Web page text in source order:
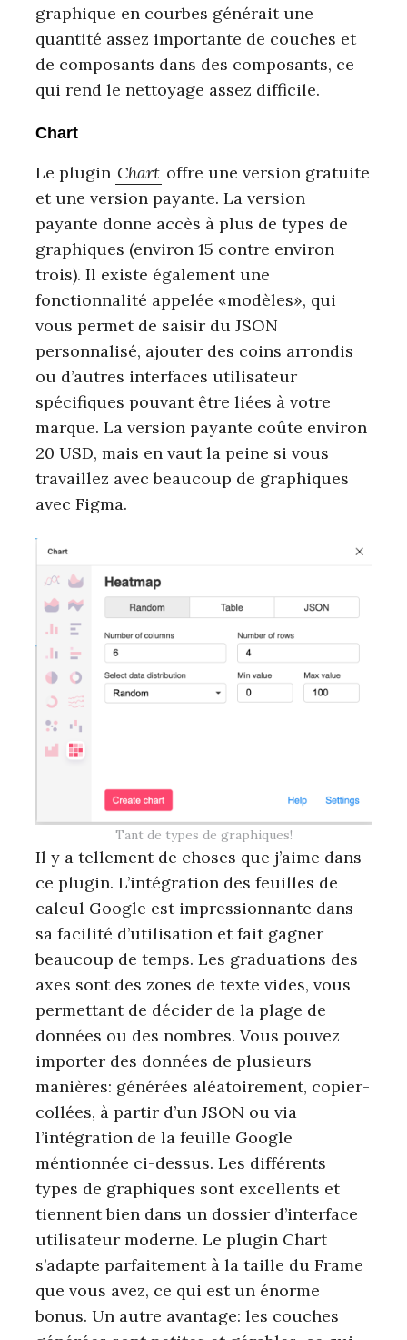
graphique en courbes générait une
quantité assez importante de couches et
de composants dans des composants, ce
qui rend le nettoyage assez difficile.
Chart
Le plugin Chart offre une version gratuite
et une version payante. La version
payante donne accès à plus de types de
graphiques (environ 15 contre environ
trois). Il existe également une
fonctionnalité appelée «modèles», qui
vous permet de saisir du JSON
personnalisé, ajouter des coins arrondis
ou d’autres interfaces utilisateur
spécifiques pouvant être liées à votre
marque. La version payante coûte environ
20 USD, mais en vaut la peine si vous
travaillez avec beaucoup de graphiques
avec Figma.
Tant de types de graphiques!
Il y a tellement de choses que j’aime dans
ce plugin. L’intégration des feuilles de
calcul Google est impressionnante dans
sa facilité d’utilisation et fait gagner
beaucoup de temps. Les graduations des
axes sont des zones de texte vides, vous
permettant de décider de la plage de
données ou des nombres. Vous pouvez
importer des données de plusieurs
manières: générées aléatoirement, copier-
collées, à partir d’un JSON ou via
l’intégration de la feuille Google
méntionnée ci-dessus. Les différents
types de graphiques sont excellents et
tiennent bien dans un dossier d’interface
utilisateur moderne. Le plugin Chart
s’adapte parfaitement à la taille du Frame
que vous avez, ce qui est un énorme
bonus. Un autre avantage: les couches